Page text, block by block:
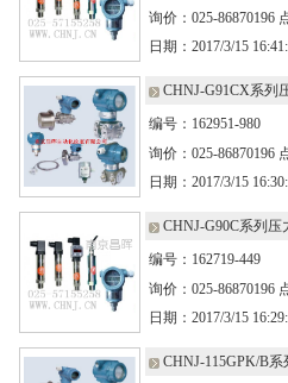
询价：025-86870196
日期：2017/3/15
CHNJ-G91CX系列
编号：162951-980
询价：025-86870196
日期：2017/3/15
CHNJ-G90C系列压
编号：162719-449
询价：025-86870196
日期：2017/3/15
CHNJ-115GPK/B